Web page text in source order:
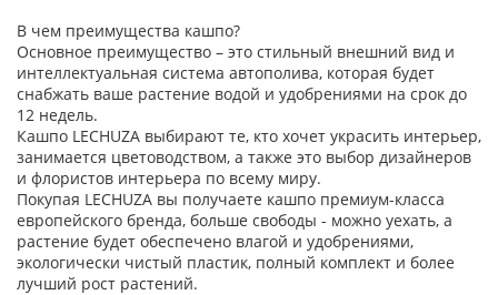
В чем преимущества кашпо?
Основное преимущество – это стильный внешний вид и
интеллектуальная система автополива, которая будет
снабжать ваше растение водой и удобрениями на срок до
12 недель.
Кашпо LECHUZA выбирают те, кто хочет украсить интерьер,
занимается цветоводством, а также это выбор дизайнеров
и флористов интерьера по всему миру.
Покупая LECHUZA вы получаете кашпо премиум-класса
европейского бренда, больше свободы - можно уехать, а
растение будет обеспечено влагой и удобрениями,
экологически чистый пластик, полный комплект и более
лучший рост растений.